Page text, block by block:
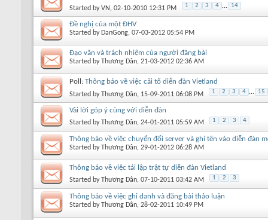
Started byVN , 02-10-2010 12:31 PM 1 2 3 4 ... 14
Đề nghị của một ĐHV
Started by DanGong, 07-03-2012 05:54 PM
Đạo văn và trách nhiệm của người đăng bài
Started byThương Dân, 21-03-2012 02:36 AM
Poll: Thông báo về việc cải tổ diễn đàn Vietland
Started byThương Dân, 15-09-2011 06:08 PM 1 2 3 4 ... 15
Vài lời góp ý cùng với diễn đàn
Started byThương Dân, 24-01-2011 05:59 AM 1 2 3 4
Thông báo về việc chuyển đổi server và ghi tên vào diễn đàn
Started byThương Dân, 29-01-2012 06:28 AM
Thông báo về việc tái lập trật tự diễn đàn Vietland
Started byThương Dân, 07-10-2011 03:42 AM 1 2 3
Thông báo về việc ghi danh và đăng bài thảo luận
Started byThương Dân, 28-02-2011 10:49 PM